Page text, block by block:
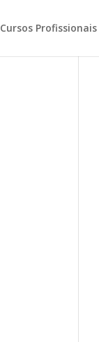
Cursos Profissionais